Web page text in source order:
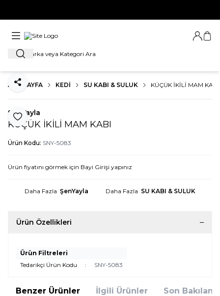
Ara
Bayi
ANA SAYFA KEDİ SU KABI & SULUK KÜÇÜK İKİLİ MAM KABI
Favoriye Ekle
Paylaş
ŞenYayla
KÜÇÜK İKİLİ MAM KABI
Ürün Kodu: SNY-5083
Ürün fiyatını görmek için Bayi Girişi yapınız
Daha Fazla ŞenYayla Daha Fazla SU KABI & SULUK
Ürün Özellikleri
Ürün Filtreleri
Tedarikçi Ürün Kodu
: SNY-5083
Benzer Ürünler İlgili Ürünler Son